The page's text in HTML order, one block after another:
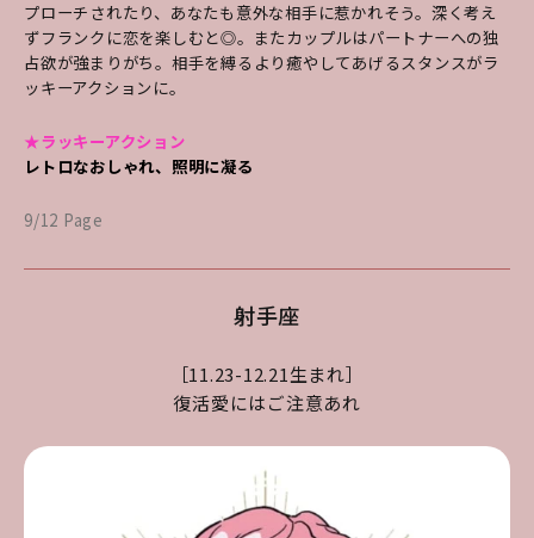
プローチされたり、あなたも意外な相手に惹かれそう。深く考え
ずフランクに恋を楽しむと◎。またカップルはパートナーへの独
占欲が強まりがち。相手を縛るより癒やしてあげるスタンスがラ
ッキーアクションに。
★ラッキーアクション
レトロなおしゃれ、照明に凝る
9/12 Page
射手座
［11.23-12.21生まれ］
復活愛にはご注意あれ